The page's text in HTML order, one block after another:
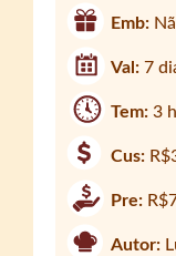
Emb:
Val:7
Tem:3
Cus:
Pre:
Autor: